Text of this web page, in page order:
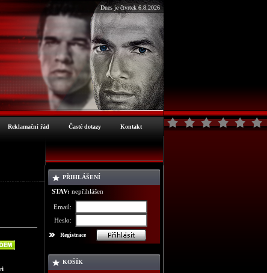
Dnes je čtvrtek 6.8.2026
Reklamační řád Časté dotazy Kontakt
o zboží
PŘIHLÁŠENÍ
STAV: nepřihlášen
Email:
Heslo:
Registrace
KOŠÍK